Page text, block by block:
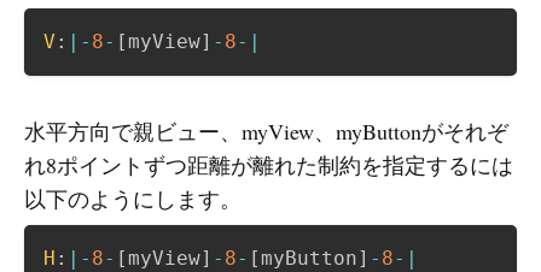
V : |- 8- [ myView] - 8-|
水平方向で親ビュー、myView、myButtonがそれぞ
れ8ポイントずつ距離が離れた制約を指定するには
以下のようにします。
H : |- 8- [ myView] - 8- [ myButton] - 8-|